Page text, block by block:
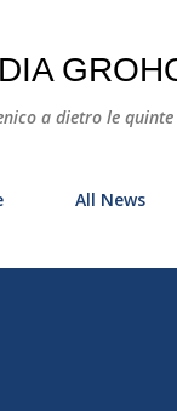
a dietro le quinte
All News